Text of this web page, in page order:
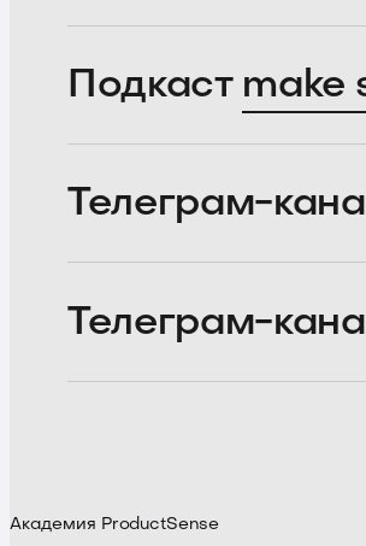
Подкаст make
Телеграм-
Телеграм-
Академия ProductSense